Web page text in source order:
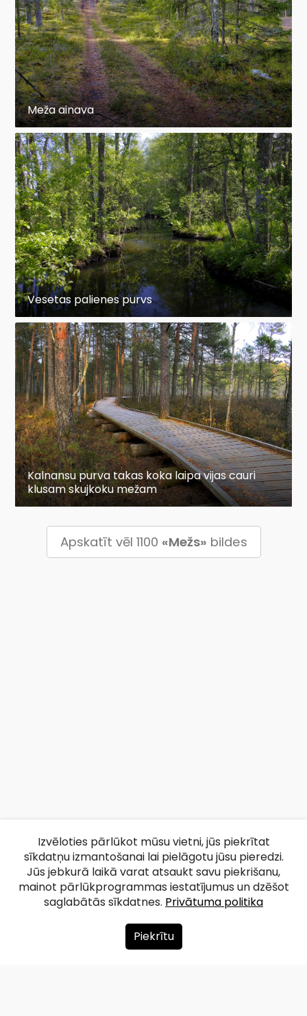
Meža ainava
Vesetas palienes purvs
Kalnansu purva takas koka laipa vijas cauri
klusam skujkoku mežam
Apskatīt vēl 1100 «Mežs» bildes
Par mums
Izvēloties pārlūkot mūsu vietni, jūs piekrītat
sīkdatņu izmantošanai lai pielāgotu jūsu pieredzi.
Jūs jebkurā laikā varat atsaukt savu piekrišanu,
mainot pārlūkprogrammas iestatījumus un dzēšot
saglabātās sīkdatnes. Privātuma politika
Piekrītu